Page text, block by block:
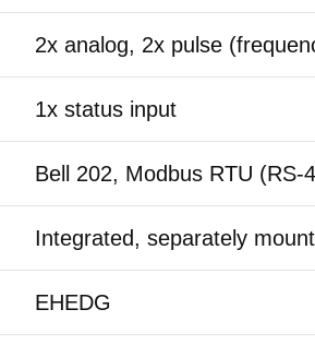
2x analog, 2x pulse
1x status input
Bell 202, Modbus RTU (RS-
Integrated, separately
EHEDG